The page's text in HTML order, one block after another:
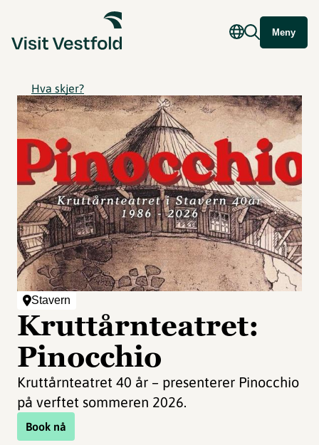
Meny
Hva skjer?
Stavern
Kruttårnteatret:
Pinocchio
Kruttårnteatret 40 år – presenterer Pinocchio
på verftet sommeren 2026.
Book nå